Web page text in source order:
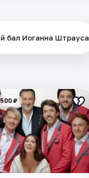
бал Иоганна Штрауса
₽